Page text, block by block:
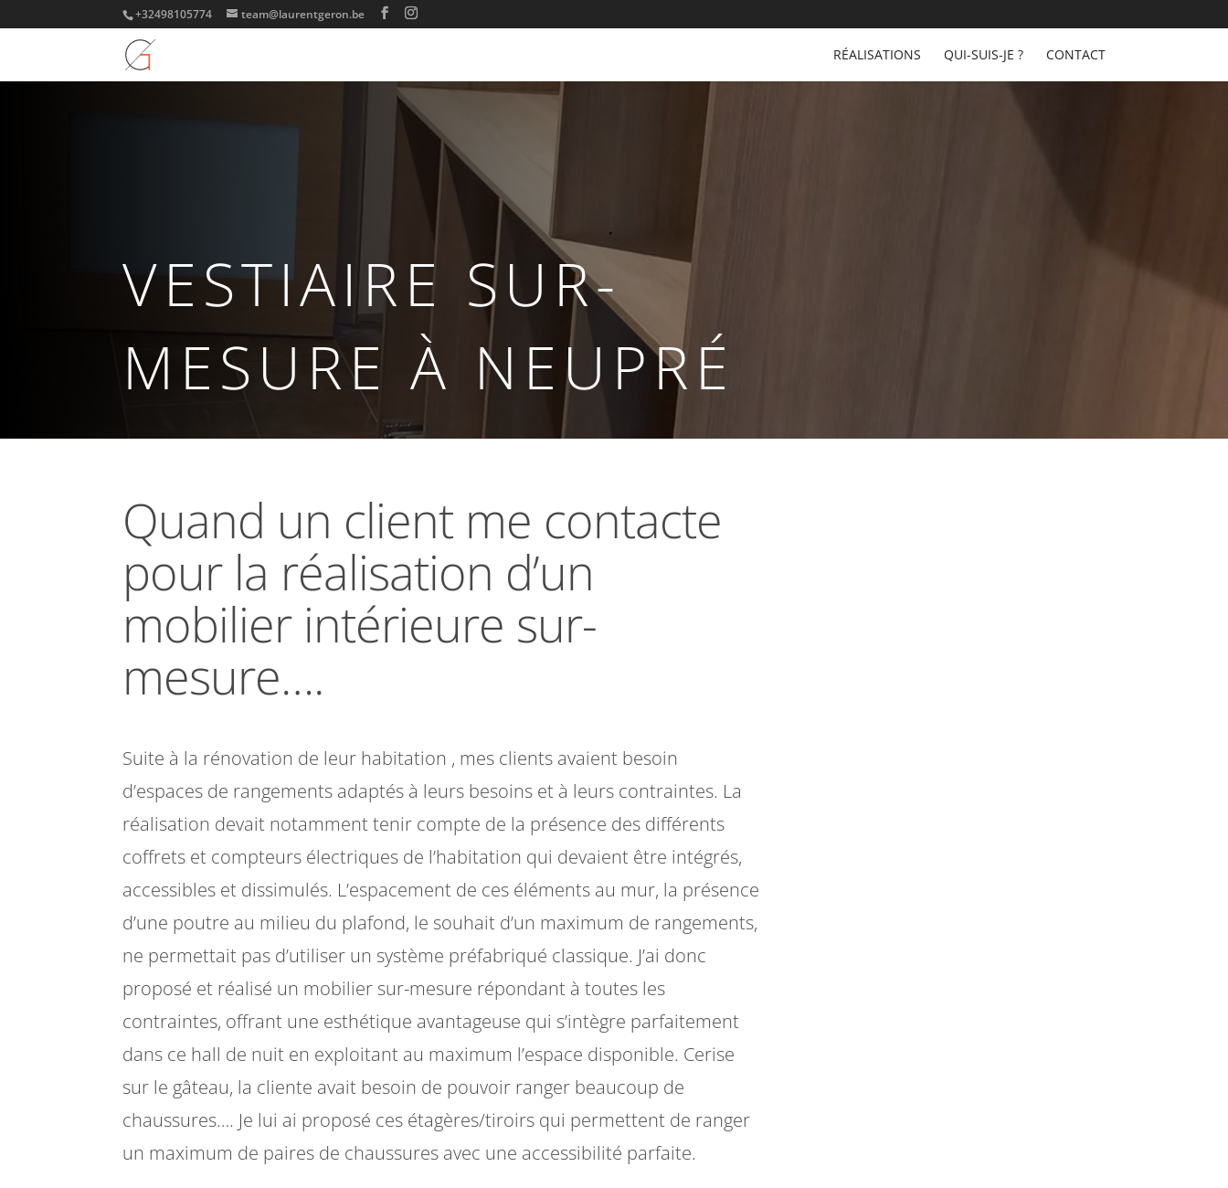
+32498105774 team@laurentgeron.be
RÉALISATIONS QUI-SUIS-JE ? CONTACT
VESTIAIRE SUR-
MESURE À NEUPRÉ
Quand un client me contacte
pour la réalisation d’un
mobilier intérieure sur-
mesure….
Suite à la rénovation de leur habitation , mes clients avaient besoin
d’espaces de rangements adaptés à leurs besoins et à leurs contraintes. La
réalisation devait notamment tenir compte de la présence des différents
coffrets et compteurs électriques de l’habitation qui devaient être intégrés,
accessibles et dissimulés. L’espacement de ces éléments au mur, la présence
d’une poutre au milieu du plafond, le souhait d’un maximum de rangements,
ne permettait pas d’utiliser un système préfabriqué classique. J’ai donc
proposé et réalisé un mobilier sur-mesure répondant à toutes les
contraintes, offrant une esthétique avantageuse qui s’intègre parfaitement
dans ce hall de nuit en exploitant au maximum l’espace disponible. Cerise
sur le gâteau, la cliente avait besoin de pouvoir ranger beaucoup de
chaussures…. Je lui ai proposé ces étagères/tiroirs qui permettent de ranger
un maximum de paires de chaussures avec une accessibilité parfaite.